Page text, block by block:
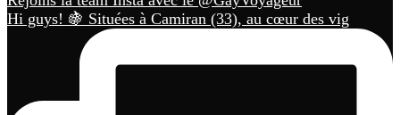
Hi guys! 🍇 Situées à Camiran (33), au cœur des vig